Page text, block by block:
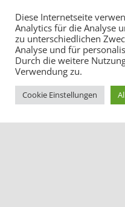
Diese Internetseite
Analytics für die Analyse
zu unterschiedlichen
Analyse und für
Durch die weitere
Verwendung zu.
Cookie Einstellungen